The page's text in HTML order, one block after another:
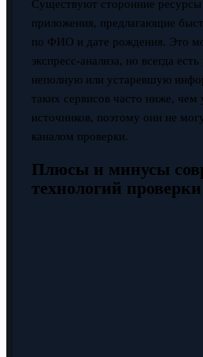
Существуют сторонние
приложения, предлагающие
по ФИО и дате рождения. Это
экспресс-анализа, но всегда
неполную или устаревшую
таких сервисов часто ниже,
источников, поэтому они не
каналом проверки.
Плюсы и минусы
технологий проверки